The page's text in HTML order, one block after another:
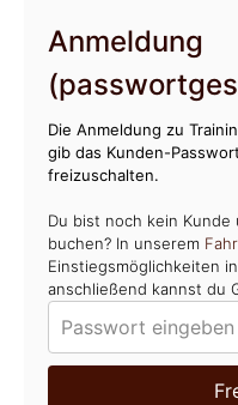
Anmeldung
Die Anmeldung zu
gib das Kunden-
freizuschalten.
Du bist noch kein
buchen? In unserem
Einstiegsmöglichkeiten
anschließend kannst du